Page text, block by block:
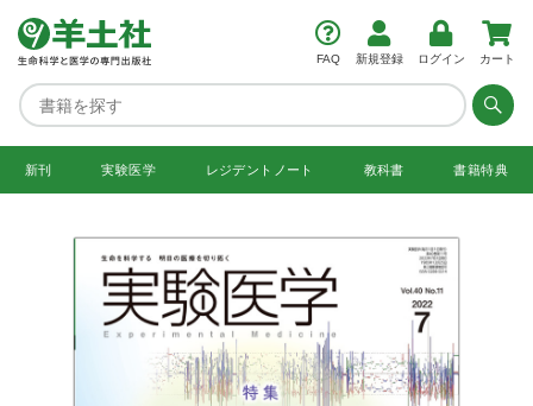
FAQ 新規登録 ログイン カート
新刊 実験医学 レジデント ノート 教科書 書籍特典